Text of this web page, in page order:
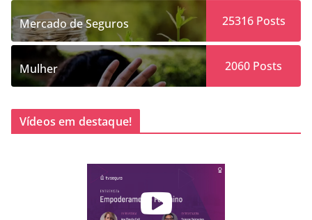
Mercado de Seguros 25316Posts
Mulher 2060 Posts
Vídeos em destaque!